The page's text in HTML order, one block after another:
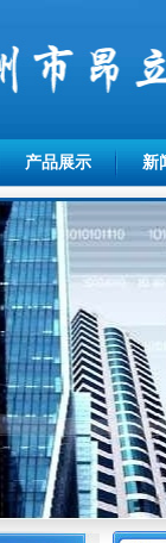
产品展示 新